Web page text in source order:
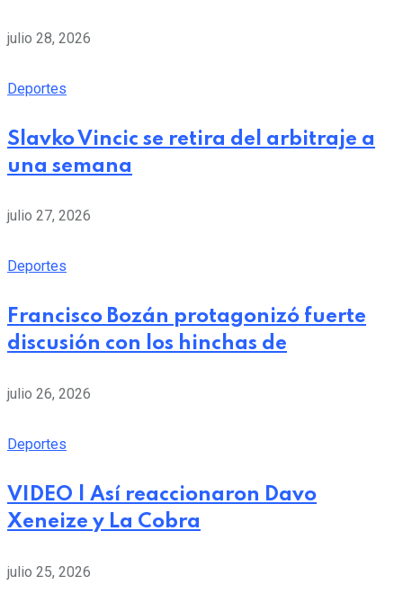
julio 28, 2026
Deportes
Slavko Vincic se retira del arbitraje a
una semana
julio 27, 2026
Deportes
Francisco Bozán protagonizó fuerte
discusión con los hinchas de
julio 26, 2026
Deportes
VIDEO | Así reaccionaron Davo
Xeneize y La Cobra
julio 25, 2026